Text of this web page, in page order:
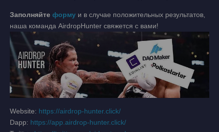
Заполняйте форму и в случае положительных результатов,
наша команда AirdropHunter свяжется с вами!
Website: https://airdrop-hunter.click/
Dapp: https://app.airdrop-hunter.click/